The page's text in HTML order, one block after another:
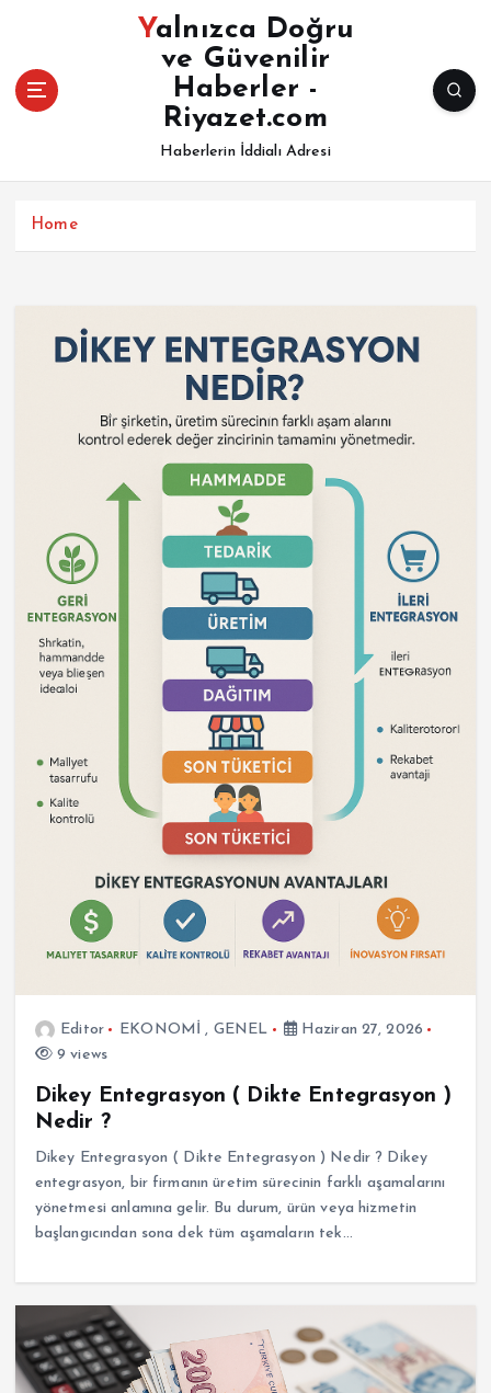
Yalnızca Doğru
ve Güvenilir
Haberler -
Riyazet.com
Haberlerin İddialı Adresi
Home
Editor EKONOMİ , GENEL
Haziran 27, 2026
9 views
Dikey Entegrasyon ( Dikte Entegrasyon )
Nedir ?
Dikey Entegrasyon ( Dikte Entegrasyon ) Nedir ? Dikey
entegrasyon, bir firmanın üretim sürecinin farklı aşamalarını
yönetmesi anlamına gelir. Bu durum, ürün veya hizmetin
başlangıcından sona dek tüm aşamaların tek…